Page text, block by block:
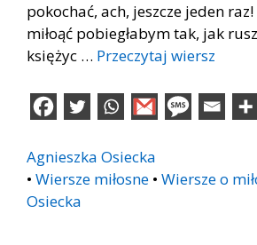
pokochać, ach, jeszcze jeden
miłoąć pobiegłabym tak, jak
księżyc … Przeczytaj wiersz
Agnieszka Osiecka
• Wiersze miłosne • Wiersze o
Osiecka